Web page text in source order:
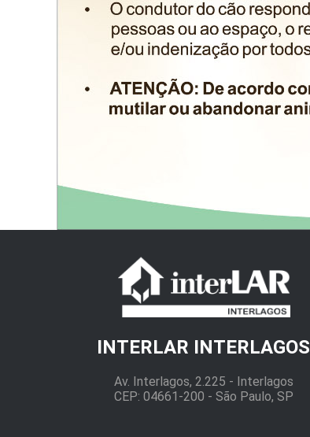
INTERLAR INTERLAGOS
Av. Interlagos, 2.225 - Interlagos
CEP: 04661-200 - São Paulo, SP